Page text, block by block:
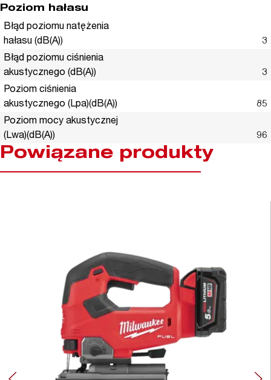
Poziom hałasu
Błąd poziomu natężenia
hałasu (dB(A))
3
Błąd poziomu ciśnienia
akustycznego (dB(A))
3
Poziom ciśnienia
akustycznego (Lpa)(dB(A))
85
Poziom mocy akustycznej
(Lwa)(dB(A))
96
Powiązane produkty